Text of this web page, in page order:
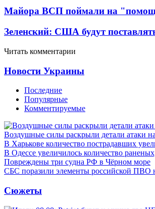
Майора ВСП поймали на
Зеленский: США будут
Читать комментарии
Новости Украины
Последние
Популярные
Комментируемые
Воздушные силы раскрыли детали атаки
В Харькове количество пострадавших
В Одессе увеличилось количество
Повреждены три судна РФ в Чёрном море
СБС поразили элементы российской ПВО
Сюжеты